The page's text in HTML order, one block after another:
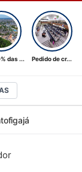
das ... Pedido de cr...
figajá